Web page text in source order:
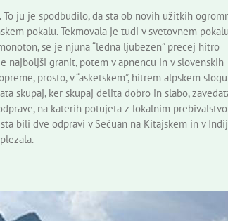
ju je spodbudilo, da sta ob novih užitkih
pokalu. Tekmovala je tudi v svetovnem
se je njuna “ledna ljubezen” precej hitro
najboljši granit, potem v apnencu in v slovenskih
prosto, v “asketskem”, hitrem alpskem
skupaj, ker skupaj delita dobro in slabo,
na katerih potujeta z lokalnim
bili dve odpravi v Sečuan na Kitajskem in v